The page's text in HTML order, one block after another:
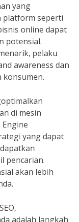
yang
platform seperti
online dapat
potensial.
pelaku
awareness dan
konsumen.
di mesin
Engine
yang dapat
pencarian.
akan lebih
adalah langkah